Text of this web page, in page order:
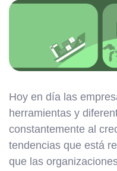
Hoy en día las
herramientas y
constantemente al
tendencias que está
que las